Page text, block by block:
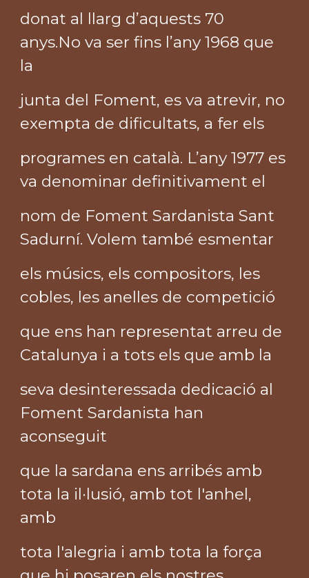
donat al llarg d’aquests 70
anys.No va ser fins l’any 1968 que
la
junta del Foment, es va atrevir, no
exempta de dificultats, a fer els
programes en català. L’any 1977 es
va denominar definitivament el
nom de Foment Sardanista Sant
Sadurní. Volem també esmentar
els músics, els compositors, les
cobles, les anelles de competició
que ens han representat arreu de
Catalunya i a tots els que amb la
seva desinteressada dedicació al
Foment Sardanista han
aconseguit
que la sardana ens arribés amb
tota la il·lusió, amb tot l'anhel,
amb
tota l'alegria i amb tota la força